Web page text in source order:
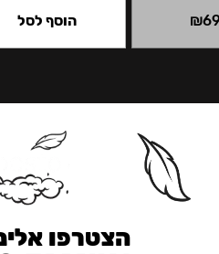
₪ הוסף לסל
הצטרפו